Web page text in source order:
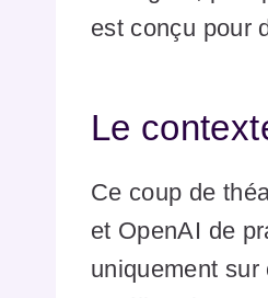
est conçu pour
Le
Ce coup de
et OpenAI de
uniquement